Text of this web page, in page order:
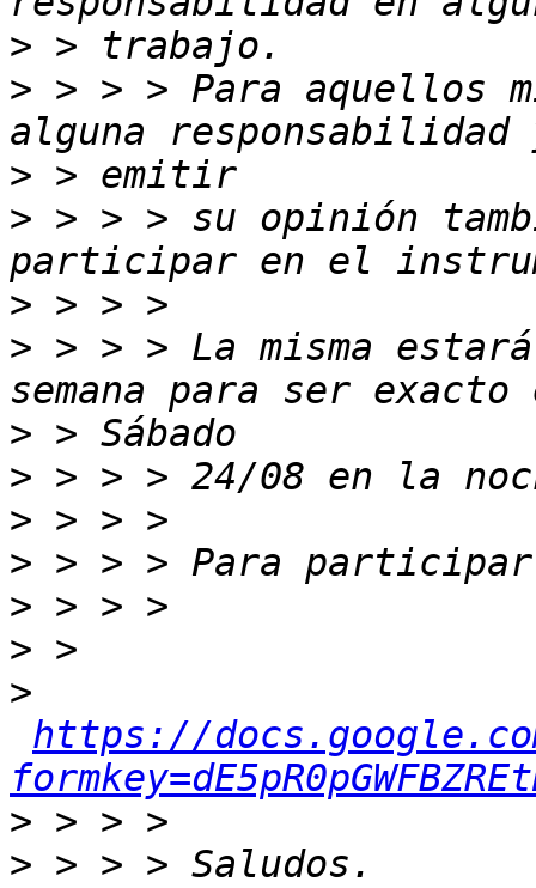
>
> > > > Para aquellos
>
> > > > su opinión
>
> > > > La misma
>
>
>
>
>
>
>
https://
>
>